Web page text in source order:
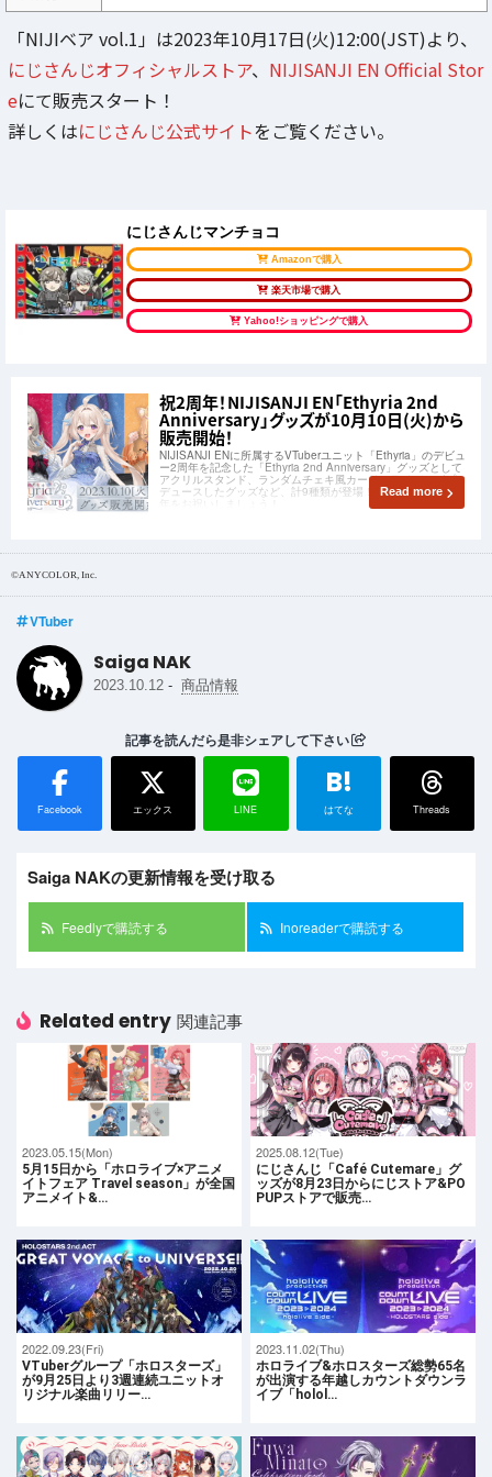
「NIJIベア vol.1」は2023年10月17日(火)12:00(JST)より、
にじさんじオフィシャルストア、 NIJISANJI EN Official Stor
eにて販売スタート！
詳しくはにじさんじ公式サイトをご覧ください。
にじさんじマンチョコ
Amazonで購入
楽天市場で購入
Yahoo!ショッピングで購入
祝2周年！NIJISANJI EN「Ethyria 2nd
Anniversary」グッズが10月10日(火)から
販売開始！
NIJISANJI ENに所属するVTuberユニット「Ethyria」のデビュ
ー2周年を記念した「Ethyria 2nd Anniversary」グッズとして
アクリルスタンド、ランダムチェキ風カード、ライバーがプロ
デュースしたグッズなど、計9種類が登場！「Ethyria」の2周
Read more
©ANYCOLOR, Inc.
VTuber
Saiga NAK
2023.10.12 - 商品情報
記事を読んだら是非シェアして下さい
Facebook エックス LINE
B!
はてな Threads
Saiga NAKの更新情報を受け取る
Feedlyで購読する Inoreaderで購読する
Related entry 関連記事
2023.05.15(Mon)
5月15日から「ホロライブ×アニメ
イトフェア Travel season」が全国
アニメイト&…
2025.08.12(Tue)
にじさんじ「Café Cutemare」グ
ッズが8月23日からにじストア&PO
PUPストアで販売…
2022.09.23(Fri)
VTuberグループ「ホロスターズ」
が9月25日より3週連続ユニットオ
リジナル楽曲リリー…
2023.11.02(Thu)
ホロライブ&ホロスターズ総勢65名
が出演する年越しカウントダウンラ
イブ「holol…